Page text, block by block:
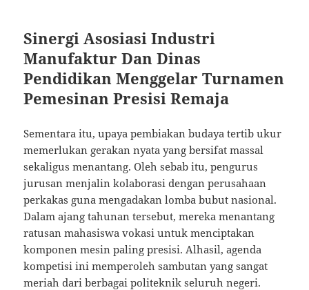
Sinergi Asosiasi Industri
Manufaktur Dan Dinas
Pendidikan Menggelar Turnamen
Pemesinan Presisi Remaja
Sementara itu, upaya pembiakan budaya tertib ukur
memerlukan gerakan nyata yang bersifat massal
sekaligus menantang. Oleh sebab itu, pengurus
jurusan menjalin kolaborasi dengan perusahaan
perkakas guna mengadakan lomba bubut nasional.
Dalam ajang tahunan tersebut, mereka menantang
ratusan mahasiswa vokasi untuk menciptakan
komponen mesin paling presisi. Alhasil, agenda
kompetisi ini memperoleh sambutan yang sangat
meriah dari berbagai politeknik seluruh negeri.